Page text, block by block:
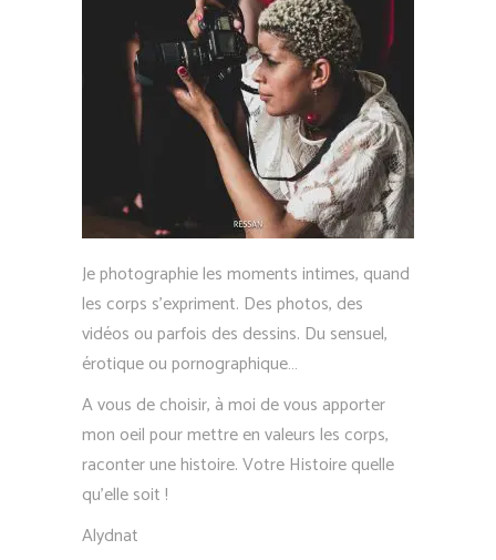
Je photographie les moments intimes, quand
les corps s’expriment. Des photos, des
vidéos ou parfois des dessins. Du sensuel,
érotique ou pornographique…
A vous de choisir, à moi de vous apporter
mon oeil pour mettre en valeurs les corps,
raconter une histoire. Votre Histoire quelle
qu’elle soit !
Alydnat